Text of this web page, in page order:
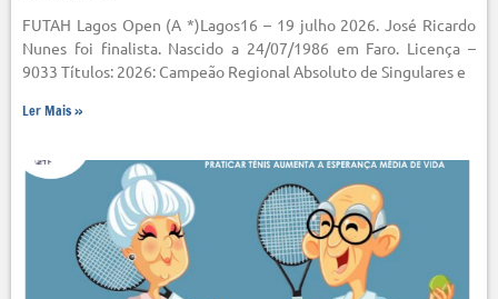
FUTAH Lagos Open (A *)Lagos16 – 19 julho 2026. José Ricardo
Nunes foi finalista. Nascido a 24/07/1986 em Faro. Licença –
9033 Títulos: 2026: Campeão Regional Absoluto de Singulares e
Ler Mais »